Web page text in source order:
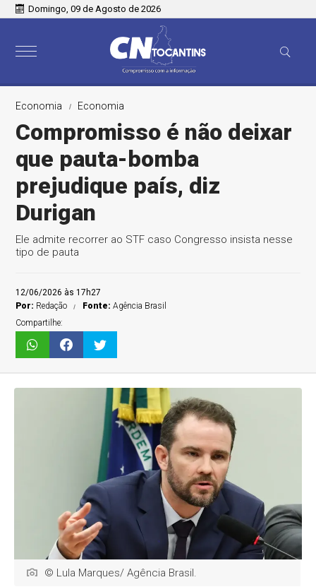
Domingo, 09 de Agosto de 2026
Economia Economia
Compromisso é não deixar
que pauta-bomba
prejudique país, diz
Durigan
Ele admite recorrer ao STF caso Congresso insista nesse
tipo de pauta
12/06/2026 às 17h27
Por: Redação Fonte:Agência Brasil
Compartilhe:
© Lula Marques/ Agência Brasil.